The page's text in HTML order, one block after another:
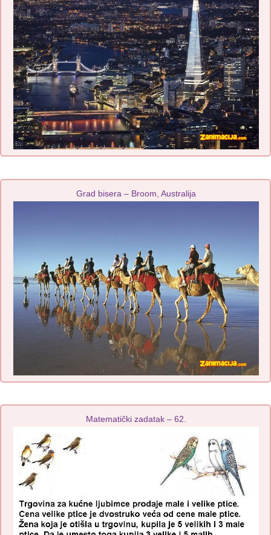
Grad bisera – Broom, Australija
Matematički zadatak – 62.